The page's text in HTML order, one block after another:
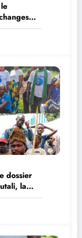
Dara
dossier
la
|||